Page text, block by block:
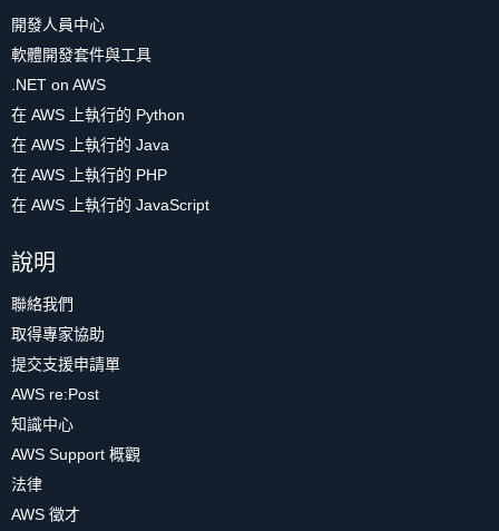
開發人員中心
軟體開發套件與工具
.NET on AWS
在 AWS 上執行的 Python
在 AWS 上執行的 Java
在 AWS 上執行的 PHP
在 AWS 上執行的 JavaScript
說明
聯絡我們
取得專家協助
提交支援申請單
AWS re:Post
知識中心
AWS Support 概觀
法律
AWS 徵才